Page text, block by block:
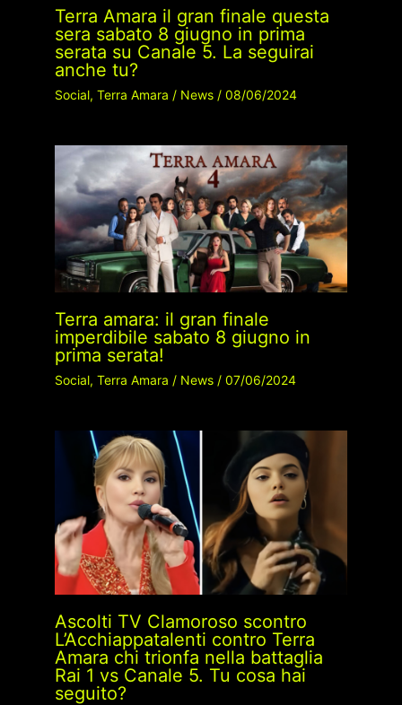
Terra Amara il gran finale questa
sera sabato 8 giugno in prima
serata su Canale 5. La seguirai
anche tu?
Social, Terra Amara / News/ 08/06/2024
Terra amara: il gran finale
imperdibile sabato 8 giugno in
prima serata!
Social, Terra Amara / News/ 07/06/2024
Ascolti TV Clamoroso scontro
L’Acchiappatalenti contro Terra
Amara chi trionfa nella battaglia
Rai 1 vs Canale 5. Tu cosa hai
seguito?